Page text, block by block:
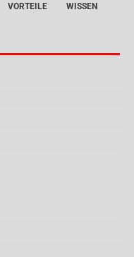
VORTEILE WISSEN